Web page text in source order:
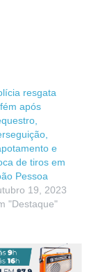
resgata
após
e
de tiros em
Pessoa
19, 2023
"Destaque"